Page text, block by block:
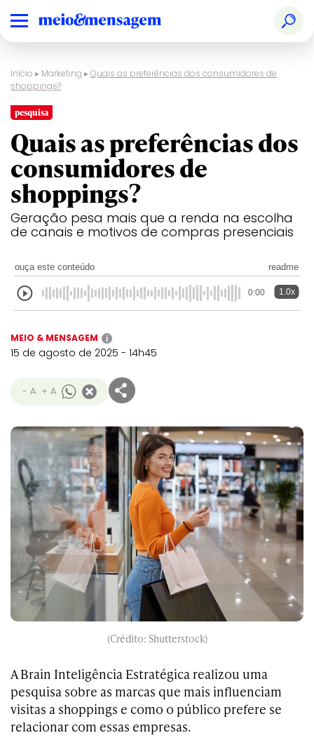
Início ▸ Marketing ▸Quais as preferências dos consumidores de
shoppings?
pesquisa
Quais as preferências dos
consumidores de
shoppings?
Geração pesa mais que a renda na escolha
de canais e motivos de compras presenciais
ouça este conteúdo readme
0:00 1.0x
MEIO & MENSAGEM i
15 de agosto de 2025 - 14h45
- A + A
(Crédito: Shutterstock)
A Brain Inteligência Estratégica realizou uma
pesquisa sobre as marcas que mais influenciam
visitas a shoppings e como o público prefere se
relacionar com essas empresas.